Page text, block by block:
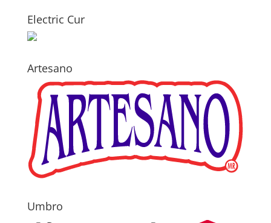
Electric Cur
Artesano
Umbro